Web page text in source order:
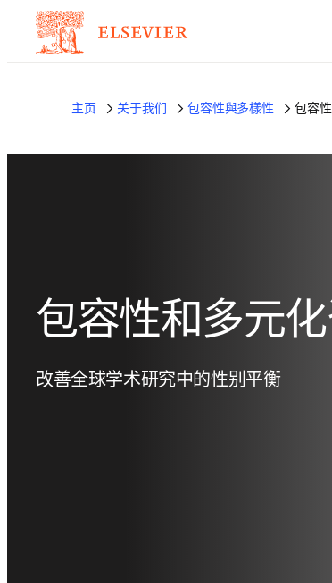
主页 关于我们 包容性與多樣性 包容
包容性和多元
改善全球学术研究中的性别平衡